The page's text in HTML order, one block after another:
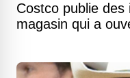
Costco publie
magasin qui a